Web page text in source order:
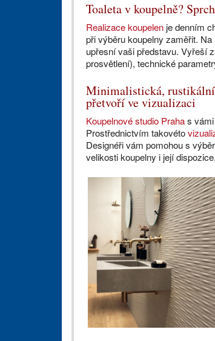
Toaleta v koupelně?
Realizace koupelen je denním
při výběru koupelny zaměřit.
upřesní vaši představu. Vyřeší
prosvětlení), technické
Minimalistická,
přetvoří ve vizualizaci
Koupelnové studio Prahas
Prostřednictvím takovéto
Designéři vám pomohou s
velikosti koupelny i její dispozice.